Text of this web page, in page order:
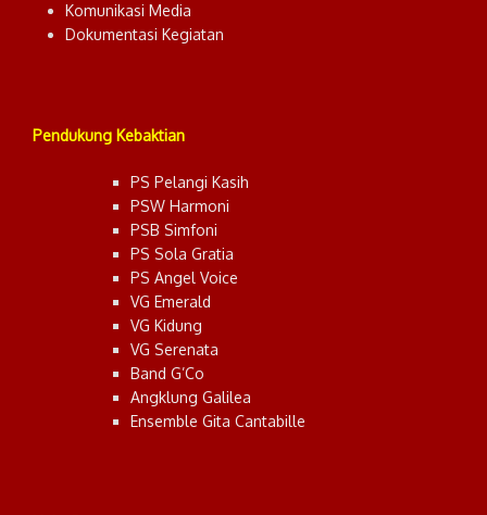
Komunikasi Media
Dokumentasi Kegiatan
Pendukung Kebaktian
PS Pelangi Kasih
PSW Harmoni
PSB Simfoni
PS Sola Gratia
PS Angel Voice
VG Emerald
VG Kidung
VG Serenata
Band G’Co
Angklung Galilea
Ensemble Gita Cantabille